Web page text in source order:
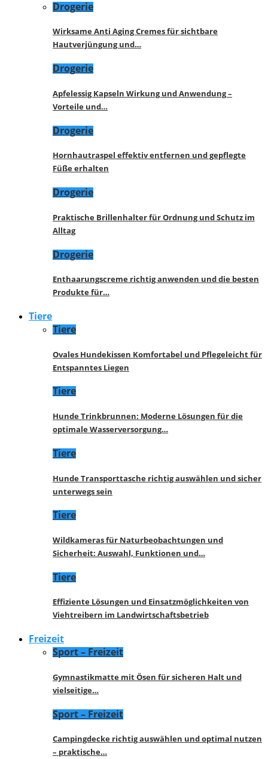
Drogerie
Wirksame Anti Aging Cremes für sichtbare
Hautverjüngung und…
Drogerie
Apfelessig Kapseln Wirkung und Anwendung –
Vorteile und…
Drogerie
Hornhautraspel effektiv entfernen und gepflegte
Füße erhalten
Drogerie
Praktische Brillenhalter für Ordnung und Schutz im
Alltag
Drogerie
Enthaarungscreme richtig anwenden und die besten
Produkte für…
Tiere
Tiere
Ovales Hundekissen Komfortabel und Pflegeleicht für
Entspanntes Liegen
Tiere
Hunde Trinkbrunnen: Moderne Lösungen für die
optimale Wasserversorgung…
Tiere
Hunde Transporttasche richtig auswählen und sicher
unterwegs sein
Tiere
Wildkameras für Naturbeobachtungen und
Sicherheit: Auswahl, Funktionen und…
Tiere
Effiziente Lösungen und Einsatzmöglichkeiten von
Viehtreibern im Landwirtschaftsbetrieb
Freizeit
Sport – Freizeit
Gymnastikmatte mit Ösen für sicheren Halt und
vielseitige…
Sport – Freizeit
Campingdecke richtig auswählen und optimal nutzen
– praktische…